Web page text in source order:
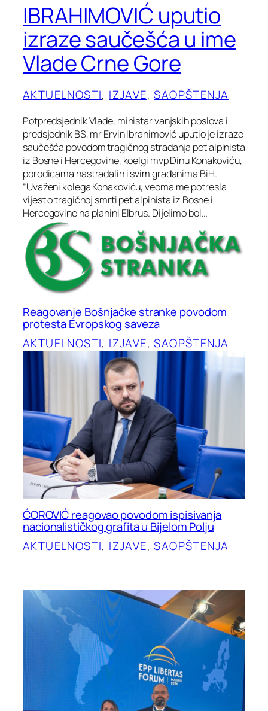
IBRAHIMOVIĆ uputio
izraze saučešća u ime
Vlade Crne Gore
AKTUELNOSTI, IZJAVE, SAOPŠTENJA
Potpredsjednik Vlade, ministar vanjskih poslova i
predsjednik BS, mr Ervin Ibrahimović uputio je izraze
saučešća povodom tragičnog stradanja pet alpinista
iz Bosne i Hercegovine, koelgi mvp Dinu Konakoviću,
porodicama nastradalih i svim građanima BiH.
“Uvaženi kolega Konakoviću, veoma me potresla
vijest o tragičnoj smrti pet alpinista iz Bosne i
Hercegovine na planini Elbrus. Dijelimo bol…
Reagovanje Bošnjačke stranke povodom
protesta Evropskog saveza
AKTUELNOSTI, IZJAVE, SAOPŠTENJA
ĆOROVIĆ reagovao povodom ispisivanja
nacionalističkog grafita u Bijelom Polju
AKTUELNOSTI, IZJAVE, SAOPŠTENJA